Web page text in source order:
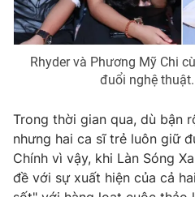
Cơ quan chủ quản:Đài Truyền
Cơ quan báo chí:Thời báo VTV
Giấy phép hoạt động báo in và
Tổng Biên tập:Vũ Thanh Thủy
Phó Tổng Biên tập:Nguyễn Thị
Nguyễn Trọng Ninh
Tổng đài VTV:024.38 355 931 -
Rhyder và Phương Mỹ Chi
đuổi nghệ
Trong thời gian qua, dù bận
nhưng hai ca sĩ trẻ luôn giữ
Chính vì vậy, khi Làn Sóng
đề với sự xuất hiện của cả